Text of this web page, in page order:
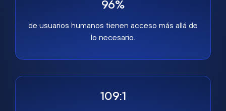
96%
de usuarios humanos tienen acceso más allá de
lo necesario.
109:1